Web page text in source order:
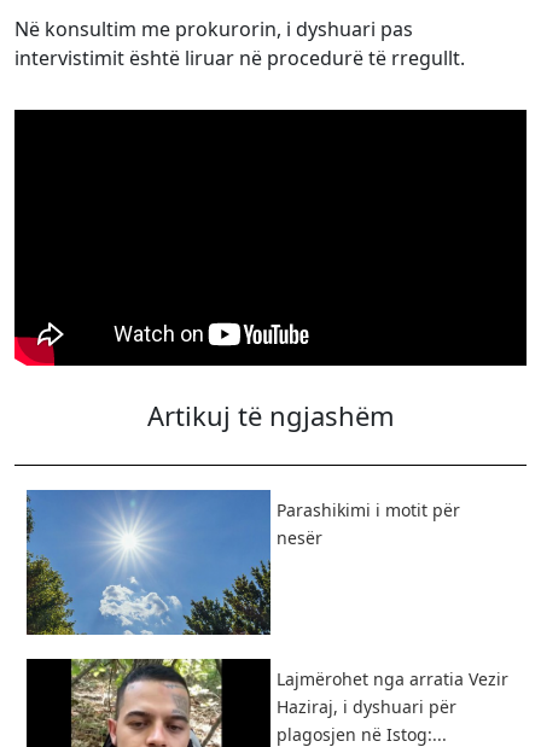
Në konsultim me prokurorin, i dyshuari pas
intervistimit është liruar në procedurë të rregullt.
Artikuj të ngjashëm
Parashikimi i motit për
nesër
Lajmërohet nga arratia Vezir
Haziraj, i dyshuari për
plagosjen në Istog:...